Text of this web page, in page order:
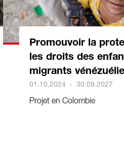
Promouvoir la
les droits des
migrants
01.10.2024 - 30.09.2027
Projet en Colombie